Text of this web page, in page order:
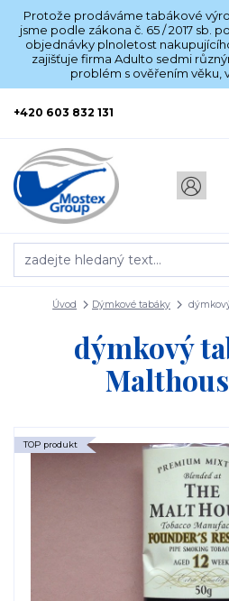
Protože prodáváme tabákové
jsme podle zákona č. 65 / 2017 sb.
objednávky plnoletost
zajišťuje firma Adulto sedmi
problém s ověřením věku,
+420 603 832 131
Úvod Dýmkové tabáky
dýmkový
TOP produkt